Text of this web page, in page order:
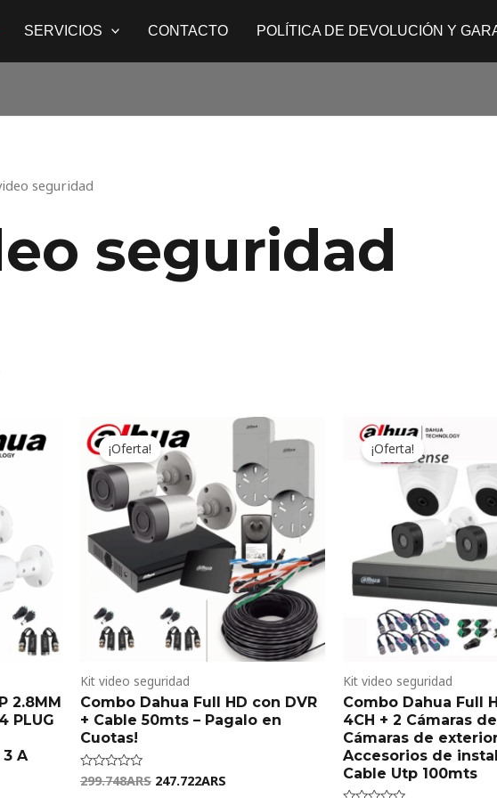
SERVICIOS CONTACTO POLÍTICA DE DEVOLUCIÓN Y
seguridad
seguridad
2.8MM
PLUG
3 A
¡Oferta!
Kit video seguridad
Combo Dahua Full HD con DVR
+ Cable 50mts – Pagalo en
Cuotas!
Valorado
en
299.748ARS
price
was:
299.748ARS.
247.722ARS
Current
247.722ARS.
¡Oferta!
Kit video seguridad
Combo Dahua Full
4CH + 2 Cámaras
Cámaras de
Accesorios de
Cable Utp 100mts
Original
price
was:
283.004ARS.